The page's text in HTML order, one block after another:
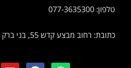
טלפון: 077-3635300
כתובת: רחוב מבצע קדש 55, בני ברק